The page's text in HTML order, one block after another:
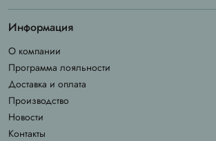
Информация
О компании
Программа лояльности
Доставка и оплата
Производство
Новости
Контакты